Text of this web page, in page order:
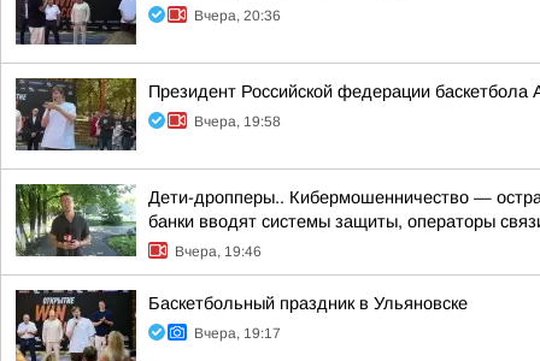
Вчера, 20:36
Президент Российской федерации
Вчера, 19:58
Дети-дропперы.. Кибермошенничество —
банки вводят системы защиты, операторы
Вчера, 19:46
Баскетбольный праздник в Ульяновске
Вчера, 19:17